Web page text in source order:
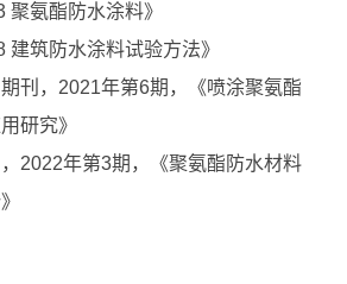
聚氨酯防水涂料》
建筑防水涂料试验方法》
期刊，2021年第6期，《喷涂聚氨酯
研究》
，2022年第3期，《聚氨酯防水材料